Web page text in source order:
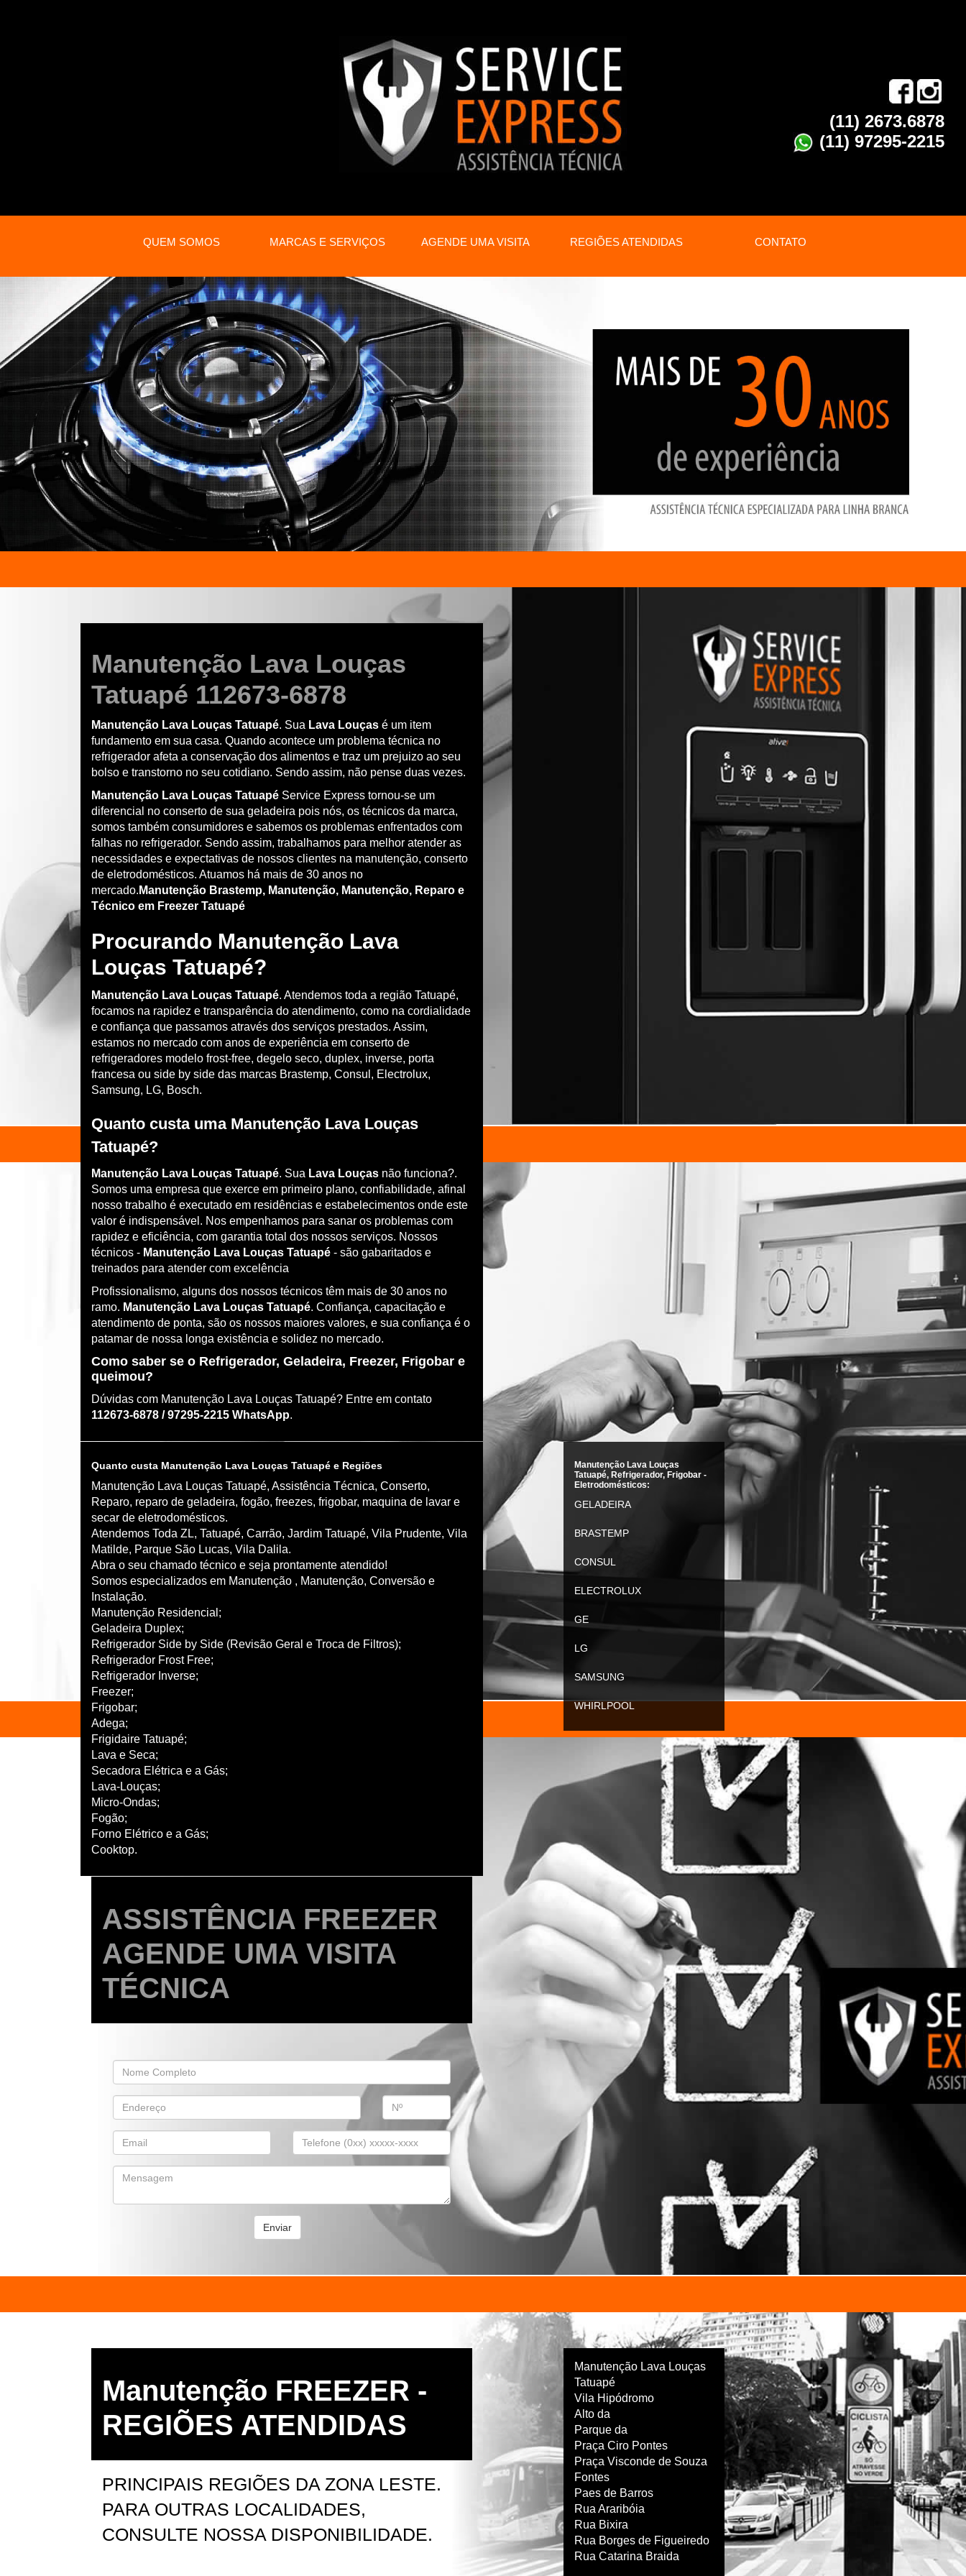
(11) 2673.6878
(11) 97295-2215
QUEM SOMOS MARCAS E SERVIÇOS AGENDE UMA VISITA REGIÕES ATENDIDAS CONTATO
Manutenção Lava Louças
Tatuapé 112673-6878
Manutenção Lava Louças Tatuapé. Sua Lava Louças é um item
fundamento em sua casa. Quando acontece um problema técnica no
refrigerador afeta a conservação dos alimentos e traz um prejuizo ao seu
bolso e transtorno no seu cotidiano. Sendo assim, não pense duas vezes.
Manutenção Lava Louças Tatuapé Service Express tornou-se um
diferencial no conserto de sua geladeira pois nós, os técnicos da marca,
somos também consumidores e sabemos os problemas enfrentados com
falhas no refrigerador. Sendo assim, trabalhamos para melhor atender as
necessidades e expectativas de nossos clientes na manutenção, conserto
de eletrodomésticos. Atuamos há mais de 30 anos no
mercado. Manutenção Brastemp, Manutenção, Manutenção, Reparo e
Técnico em Freezer Tatuapé
Procurando Manutenção Lava
Louças Tatuapé?
Manutenção Lava Louças Tatuapé. Atendemos toda a região Tatuapé,
focamos na rapidez e transparência do atendimento, como na cordialidade
e confiança que passamos através dos serviços prestados. Assim,
estamos no mercado com anos de experiência em conserto de
refrigeradores modelo frost-free, degelo seco, duplex, inverse, porta
francesa ou side by side das marcas Brastemp, Consul, Electrolux,
Samsung, LG, Bosch.
Quanto custa uma Manutenção Lava Louças
Tatuapé?
Manutenção Lava Louças Tatuapé. Sua Lava Louças não funciona?.
Somos uma empresa que exerce em primeiro plano, confiabilidade, afinal
nosso trabalho é executado em residências e estabelecimentos onde este
valor é indispensável. Nos empenhamos para sanar os problemas com
rapidez e eficiência, com garantia total dos nossos serviços. Nossos
técnicos - Manutenção Lava Louças Tatuapé - são gabaritados e
treinados para atender com excelência
Profissionalismo, alguns dos nossos técnicos têm mais de 30 anos no
ramo. Manutenção Lava Louças Tatuapé. Confiança, capacitação e
atendimento de ponta, são os nossos maiores valores, e sua confiança é o
patamar de nossa longa existência e solidez no mercado.
Como saber se o Refrigerador, Geladeira, Freezer, Frigobar e
queimou?
Dúvidas com Manutenção Lava Louças Tatuapé? Entre em contato
112673-6878 / 97295-2215 WhatsApp.
Quanto custa Manutenção Lava Louças Tatuapé e Regiões
Manutenção Lava Louças Tatuapé, Assistência Técnica, Conserto,
Reparo, reparo de geladeira, fogão, freezes, frigobar, maquina de lavar e
secar de eletrodomésticos.
Atendemos Toda ZL, Tatuapé, Carrão, Jardim Tatuapé, Vila Prudente, Vila
Matilde, Parque São Lucas, Vila Dalila.
Abra o seu chamado técnico e seja prontamente atendido!
Somos especializados em Manutenção , Manutenção, Conversão e
Instalação.
Manutenção Residencial;
Geladeira Duplex;
Refrigerador Side by Side (Revisão Geral e Troca de Filtros);
Refrigerador Frost Free;
Refrigerador Inverse;
Freezer;
Frigobar;
Adega;
Frigidaire Tatuapé;
Lava e Seca;
Secadora Elétrica e a Gás;
Lava-Louças;
Micro-Ondas;
Fogão;
Forno Elétrico e a Gás;
Cooktop.
Manutenção Lava Louças
Tatuapé, Refrigerador, Frigobar -
Eletrodomésticos:
GELADEIRA
BRASTEMP
CONSUL
ELECTROLUX
GE
LG
SAMSUNG
WHIRLPOOL
ASSISTÊNCIA FREEZER
AGENDE UMA VISITA
TÉCNICA
Enviar
Manutenção FREEZER -
REGIÕES ATENDIDAS
PRINCIPAIS REGIÕES DA ZONA LESTE.
PARA OUTRAS LOCALIDADES,
CONSULTE NOSSA DISPONIBILIDADE.
Manutenção Lava Louças
Tatuapé
Vila Hipódromo
Alto da
Parque da
Praça Ciro Pontes
Praça Visconde de Souza
Fontes
Paes de Barros
Rua Araribóia
Rua Bixira
Rua Borges de Figueiredo
Rua Catarina Braida